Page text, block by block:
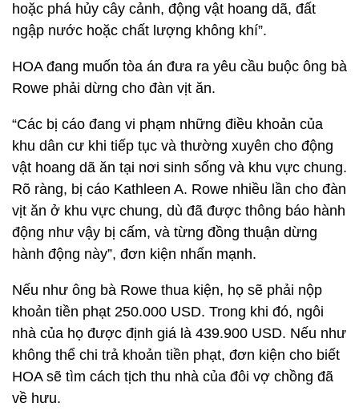
hoặc phá hủy cây cảnh, động vật hoang dã, đất
ngập nước hoặc chất lượng không khí”.
HOA đang muốn tòa án đưa ra yêu cầu buộc ông bà
Rowe phải dừng cho đàn vịt ăn.
“Các bị cáo đang vi phạm những điều khoản của
khu dân cư khi tiếp tục và thường xuyên cho động
vật hoang dã ăn tại nơi sinh sống và khu vực chung.
Rõ ràng, bị cáo Kathleen A. Rowe nhiều lần cho đàn
vịt ăn ở khu vực chung, dù đã được thông báo hành
động như vậy bị cấm, và từng đồng thuận dừng
hành động này”, đơn kiện nhấn mạnh.
Nếu như ông bà Rowe thua kiện, họ sẽ phải nộp
khoản tiền phạt 250.000 USD. Trong khi đó, ngôi
nhà của họ được định giá là 439.900 USD. Nếu như
không thể chi trả khoản tiền phạt, đơn kiện cho biết
HOA sẽ tìm cách tịch thu nhà của đôi vợ chồng đã
về hưu.